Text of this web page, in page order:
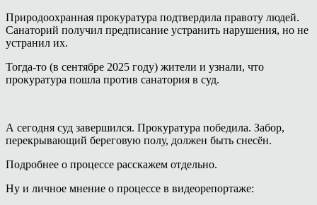
Природоохранная прокуратура подтвердила правоту людей.
Санаторий получил предписание устранить нарушения, но не
устранил их.
Тогда-то (в сентябре 2025 году) жители и узнали, что
прокуратура пошла против санатория в суд.
А сегодня суд завершился. Прокуратура победила. Забор,
перекрывающий береговую полу, должен быть снесён.
Подробнее о процессе расскажем отдельно.
Ну и личное мнение о процессе в видеорепортаже: